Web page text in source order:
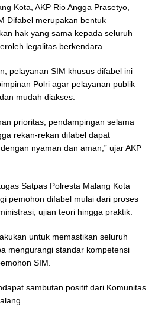
Kota, AKP Rio Angga Prasetyo,
Difabel merupakan bentuk
hak yang sama kepada seluruh
legalitas berkendara.
pelayanan SIM khusus difabel ini
Polri agar pelayanan publik
mudah diakses.
prioritas, pendampingan selama
rekan-rekan difabel dapat
nyaman dan aman,” ujar AKP
Satpas Polresta Malang Kota
pemohon difabel mulai dari proses
ujian teori hingga praktik.
untuk memastikan seluruh
mengurangi standar kompetensi
SIM.
sambutan positif dari Komunitas